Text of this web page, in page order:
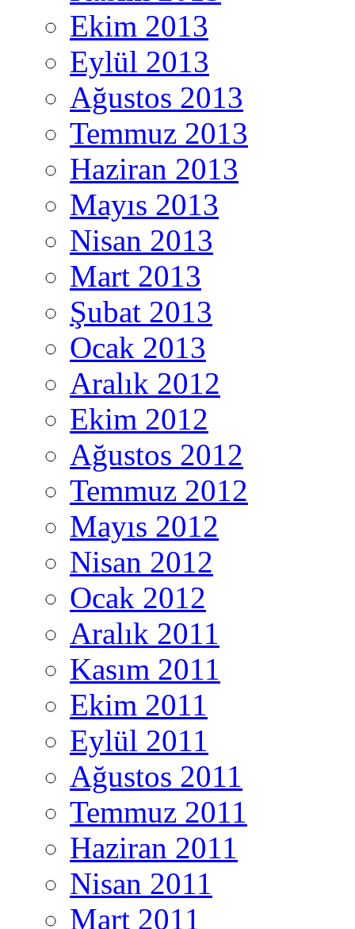
Ekim 2013
Eylül 2013
Ağustos 2013
Temmuz 2013
Haziran 2013
Mayıs 2013
Nisan 2013
Mart 2013
Şubat 2013
Ocak 2013
Aralık 2012
Ekim 2012
Ağustos 2012
Temmuz 2012
Mayıs 2012
Nisan 2012
Ocak 2012
Aralık 2011
Kasım 2011
Ekim 2011
Eylül 2011
Ağustos 2011
Temmuz 2011
Haziran 2011
Nisan 2011
Mart 2011